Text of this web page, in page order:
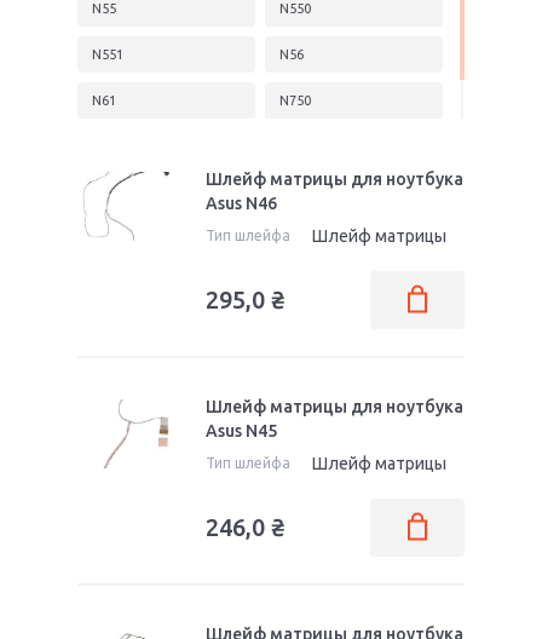
N55 N550
N551 N56
N61 N750
Шлейф матрицы для ноутбука
Asus N46
Тип шлейфа Шлейф матрицы
295,0 ₴
Шлейф матрицы для ноутбука
Asus N45
Тип шлейфа Шлейф матрицы
246,0 ₴
Шлейф матрицы для ноутбука